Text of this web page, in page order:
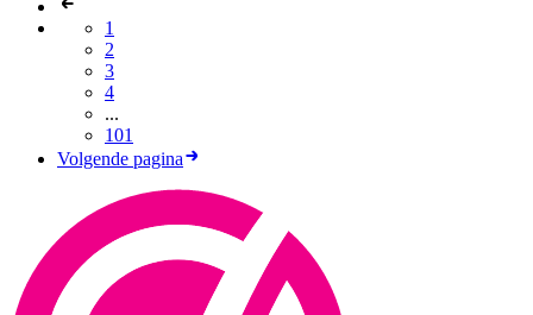
1
2
3
4
...
101
Volgende pagina